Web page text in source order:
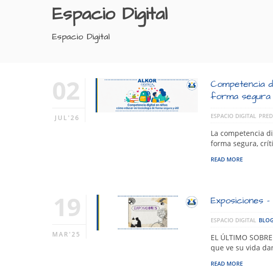
Espacio Digital
Espacio Digital
02
JUL'26
Competencia
forma segura
ESPACIO DIGITAL
La competencia
forma segura,
READ MORE
19
MAR'25
Exposiciones
ESPACIO DIGITAL
EL ÚLTIMO
que ve su vida
READ MORE